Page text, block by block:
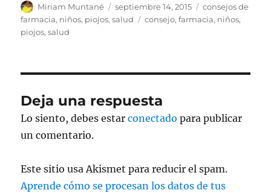
Autor
Miriam Muntané
Publicado
el
septiembre 14, 2015 Categorías
consejos de
farmacia, niños, piojos,salud Etiquetas
consejo,farmacia, niños,
piojos,salud
Deja una respuesta
Lo siento, debes estarconectado para publicar
un comentario.
Este sitio usa Akismet para reducir el spam.
Aprende cómo se procesan los datos de tus